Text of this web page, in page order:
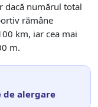
dacă numărul total
rămâne
km, iar cea mai
m.
de alergare